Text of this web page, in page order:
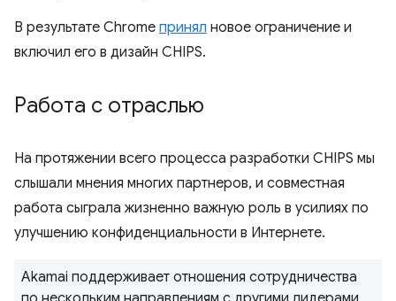
В результате Chrome принял новое ограничение и
включил его в дизайн CHIPS.
Работа с отраслью
На протяжении всего процесса разработки CHIPS мы
слышали мнения многих партнеров, и совместная
работа сыграла жизненно важную роль в усилиях по
улучшению конфиденциальности в Интернете.
Akamai поддерживает отношения сотрудничества